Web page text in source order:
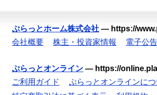
ぷらっとホーム株式会社 — https://
会社概要
株主・投資家情報 電子公告
ぷらっとオンライン — https://
ご利用ガイド
ぷらっとオンラインにつ